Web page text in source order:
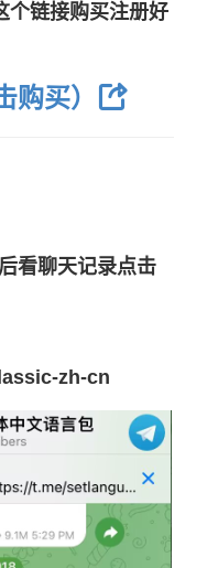
个链接购买注册好
购买）
看聊天记录点击
zh-cn